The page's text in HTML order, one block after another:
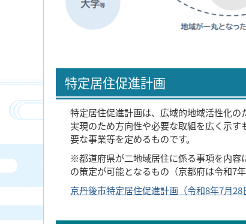
特定居住促進計画
特定居住促進計画は、広域的地域活性化
実現のため方向性や必要な取組を広く示
要な事業等を定めるものです。
※都道府県が二地域居住に係る事項を内容
の策定が可能となるもの（京都府は令和7年
京丹後市特定居住促進計画（令和8年7月